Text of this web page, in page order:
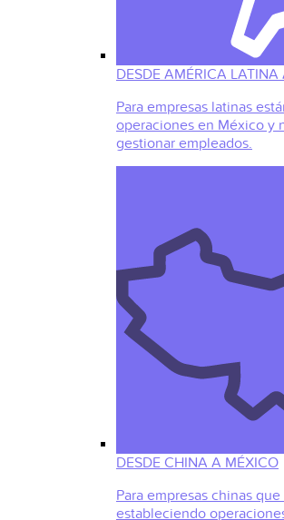
DESDE AMÉRICA
Para empresas latinas
operaciones en México y
gestionar empleados.
DESDE CHINA A MÉXICO
Para empresas chinas que
estableciendo